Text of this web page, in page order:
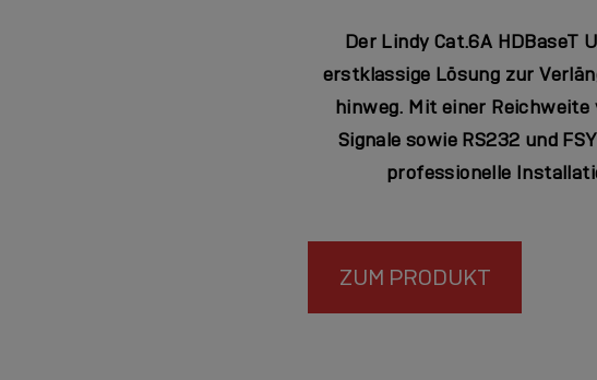
Der Lindy Cat.6A HDBaseT
erstklassige Lösung zur
hinweg. Mit einer
Signale sowie RS232 und
professionelle
ZUM PRODUKT